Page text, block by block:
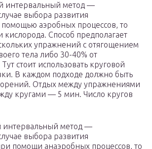
интервальный метод —
выбора развития
помощью аэробных процессов, то
кислорода. Способ предполагает
упражнений с отягощением
тела либо 30-40% от
стоит использовать круговой
В каждом подходе должно быть
Отдых между упражнениями
кругами — 5 мин. Число кругов
интервальный метод —
выбора развития
помощи анаэробных процессов, то